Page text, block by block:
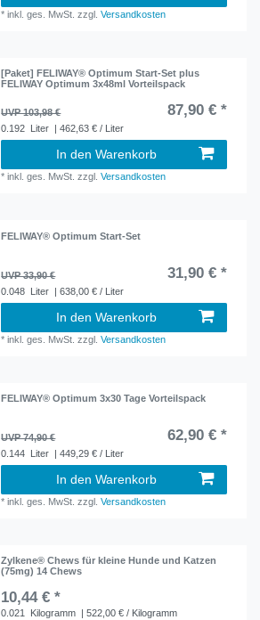
*inkl. ges. MwSt. zzgl.Versandkosten
[Paket] FELIWAY® Optimum Start-Set plus
FELIWAY Optimum 3x48ml Vorteilspack
UVP 103,98 € 87,90 € *
0.192 Liter | 462,63 € / Liter
In den Warenkorb
*inkl. ges. MwSt. zzgl.Versandkosten
FELIWAY® Optimum Start-Set
UVP 33,90 € 31,90 € *
0.048 Liter | 638,00 € / Liter
In den Warenkorb
*inkl. ges. MwSt. zzgl.Versandkosten
FELIWAY® Optimum 3x30 Tage Vorteilspack
UVP 74,90 € 62,90 € *
0.144 Liter | 449,29 € / Liter
In den Warenkorb
*inkl. ges. MwSt. zzgl.Versandkosten
Zylkene® Chews für kleine Hunde und Katzen
(75mg) 14 Chews
10,44 € *
0.021 Kilogramm | 522,00 € / Kilogramm